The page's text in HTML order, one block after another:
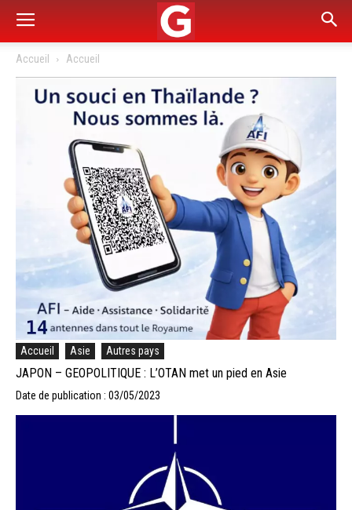
Accueil Accueil
Accueil Asie Autres pays
JAPON – GEOPOLITIQUE : L’OTAN met un pied en Asie
Date de publication : 03/05/2023